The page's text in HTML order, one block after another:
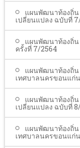
แผนพัฒนาท้องถิ่น
เปลี่ยนแปลง ฉบับที่
แผนพัฒนาท้องถิ่น
ครั้งที่ 7/2564
แผนพัฒนาท้องถิ่น
เทศบาลนครขอนแก่น
แผนพัฒนาท้องถิ่น
เปลี่ยนแปลง ฉบับที่
แผนพัฒนาท้องถิ่น
เทศบาลนครขอนแก่น